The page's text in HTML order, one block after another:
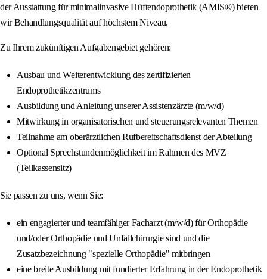
der Ausstattung für minimalinvasive Hüftendoprothetik (AMIS®) bieten
wir Behandlungsqualität auf höchstem Niveau.
Zu Ihrem zukünftigen Aufgabengebiet gehören:
Ausbau und Weiterentwicklung des zertifizierten
Endoprothetikzentrums
Ausbildung und Anleitung unserer Assistenzärzte (m/w/d)
Mitwirkung in organisatorischen und steuerungsrelevanten Themen
Teilnahme am oberärztlichen Rufbereitschaftsdienst der Abteilung
Optional Sprechstundenmöglichkeit im Rahmen des MVZ
(Teilkassensitz)
Sie passen zu uns, wenn Sie:
ein engagierter und teamfähiger Facharzt (m/w/d) für Orthopädie
und/oder Orthopädie und Unfallchirurgie sind und die
Zusatzbezeichnung "spezielle Orthopädie" mitbringen
eine breite Ausbildung mit fundierter Erfahrung in der Endoprothetik